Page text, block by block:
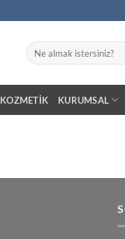
Ara:
KOZMETIK KURUMSAL